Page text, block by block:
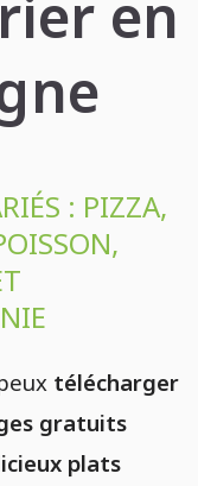
en
: PIZZA,
télécharger
gratuits
plats